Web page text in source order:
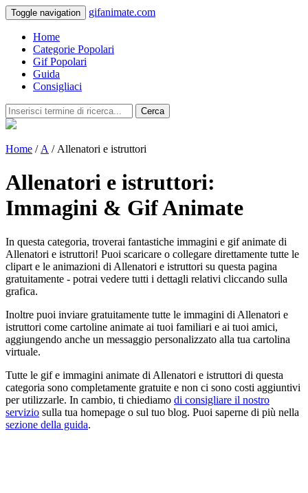
Toggle navigation gifanimate.com
Home
Categorie Popolari
Gif Popolari
Guida
Consigliaci
Cerca
Home / A / Allenatori e istruttori
Allenatori e istruttori:
Immagini & Gif Animate
In questa categoria, troverai fantastiche immagini e gif animate di
Allenatori e istruttori! Puoi scaricare o collegare direttamente tutte le
clipart e le animazioni di Allenatori e istruttori su questa pagina
gratuitamente - potrai vedere tutti i dettagli relativi cliccando sulla
grafica.
Inoltre puoi inviare gratuitamente tutte le immagini di Allenatori e
istruttori come cartoline animate ai tuoi familiari e ai tuoi amici,
aggiungendo anche un messaggio personalizzato alla tua cartolina
virtuale.
Tutte le gif e immagini animate di Allenatori e istruttori di questa
categoria sono completamente gratuite e non ci sono costi aggiuntivi
per utilizzarle. In cambio, ti chiediamo di consigliare il nostro
servizio sulla tua homepage o sul tuo blog. Puoi saperne di più nella
sezione della guida.